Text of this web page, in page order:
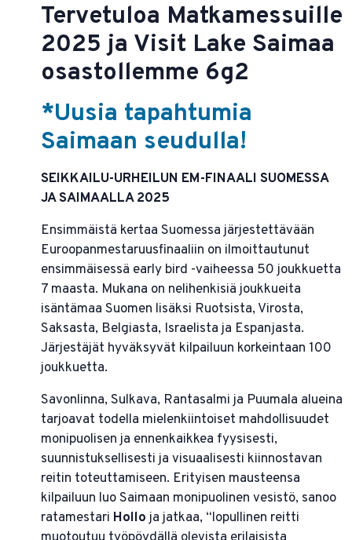
Tervetuloa Matkamessuille
2025 ja Visit Lake Saimaa
osastollemme 6g2
*Uusia tapahtumia
Saimaan seudulla!
SEIKKAILU-URHEILUN EM-FINAALI SUOMESSA
JA SAIMAALLA 2025
Ensimmäistä kertaa Suomessa järjestettävään
Euroopanmestaruusfinaaliin on ilmoittautunut
ensimmäisessä early bird -vaiheessa 50 joukkuetta
7 maasta. Mukana on nelihenkisiä joukkueita
isäntämaa Suomen lisäksi Ruotsista, Virosta,
Saksasta, Belgiasta, Israelista ja Espanjasta.
Järjestäjät hyväksyvät kilpailuun korkeintaan 100
joukkuetta.
Savonlinna, Sulkava, Rantasalmi ja Puumala alueina
tarjoavat todella mielenkiintoiset mahdollisuudet
monipuolisen ja ennenkaikkea fyysisesti,
suunnistuksellisesti ja visuaalisesti kiinnostavan
reitin toteuttamiseen. Erityisen mausteensa
kilpailuun luo Saimaan monipuolinen vesistö, sanoo
ratamestari Hollo ja jatkaa, “lopullinen reitti